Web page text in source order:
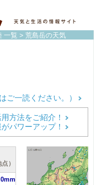
一覧 > 荒島岳の天気
ご一読ください。）
方法をご紹介！
パワーアップ！
）